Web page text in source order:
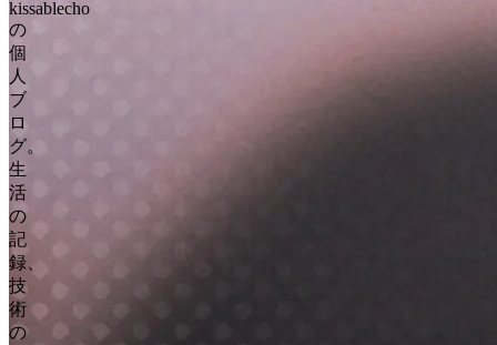
kissablecho
の
個
人
ブ
ロ
グ。
生
活
の
記
録、
技
術
の